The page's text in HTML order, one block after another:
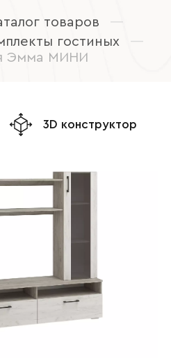
товаров
—
гостиных
—
Эмма МИНИ
3D конструктор